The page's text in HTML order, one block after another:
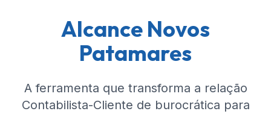
Alcance Novos
Patamares
A ferramenta que transforma a relação
Contabilista-Cliente de burocrática para